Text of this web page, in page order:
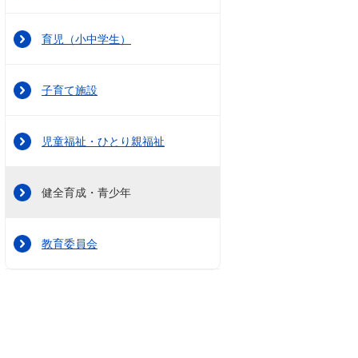
育児（小中学生）
子育て施設
児童福祉・ひとり親福祉
健全育成・青少年
教育委員会